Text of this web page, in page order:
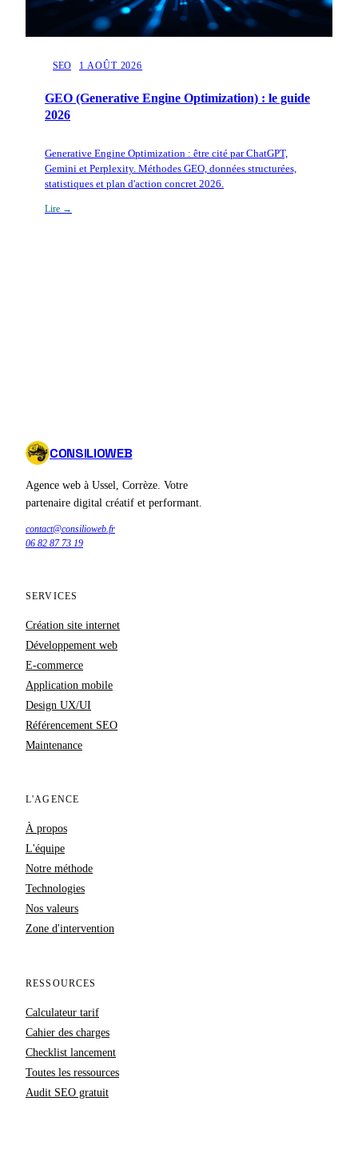
SEO 1 AOÛT 2026
GEO (Generative Engine Optimization) : le guide
2026
Generative Engine Optimization : être cité par ChatGPT,
Gemini et Perplexity. Méthodes GEO, données structurées,
statistiques et plan d'action concret 2026.
Lire →
CONSILIOWEB
Agence web à Ussel, Corrèze. Votre
partenaire digital créatif et performant.
contact@consilioweb.fr
06 82 87 73 19
SERVICES
Création site internet
Développement web
E-commerce
Application mobile
Design UX/UI
Référencement SEO
Maintenance
L'AGENCE
À propos
L'équipe
Notre méthode
Technologies
Nos valeurs
Zone d'intervention
RESSOURCES
Calculateur tarif
Cahier des charges
Checklist lancement
Toutes les ressources
Audit SEO gratuit